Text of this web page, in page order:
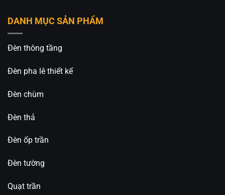
DANH MỤC SẢN PHẨM
Đèn thông tầng
Đèn pha lê thiết kế
Đèn chùm
Đèn thả
Đèn ốp trần
Đèn tường
Quạt trần